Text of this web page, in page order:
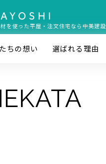
を使った平屋・注文住宅なら中美建設
ちの想い 選ばれる理由